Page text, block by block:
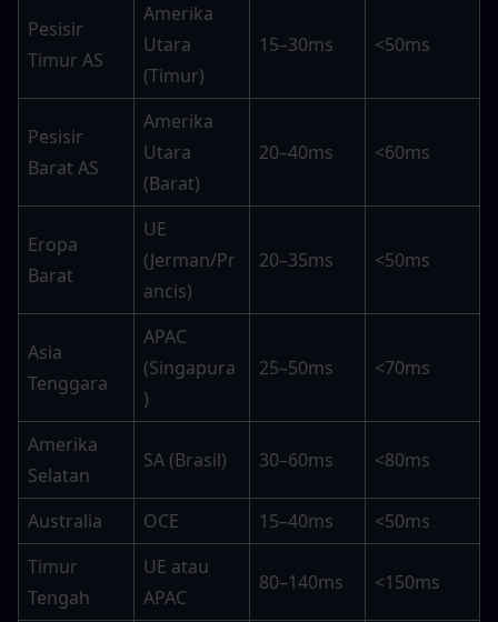
Pesisir
Timur AS
Amerika
Utara
(Timur)
15–30ms <50ms
Pesisir
Barat AS
Amerika
Utara
(Barat)
20–40ms <60ms
Eropa
Barat
UE
(Jerman/Pr
ancis)
20–35ms <50ms
Asia
Tenggara
APAC
(Singapura
)
25–50ms <70ms
Amerika
Selatan
SA (Brasil) 30–60ms <80ms
Australia OCE 15–40ms
<50ms
Timur
Tengah
UE atau
APAC
80–140ms <150ms